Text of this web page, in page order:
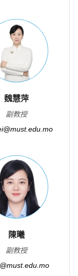
魏慧萍
副教授
陳曦
副教授